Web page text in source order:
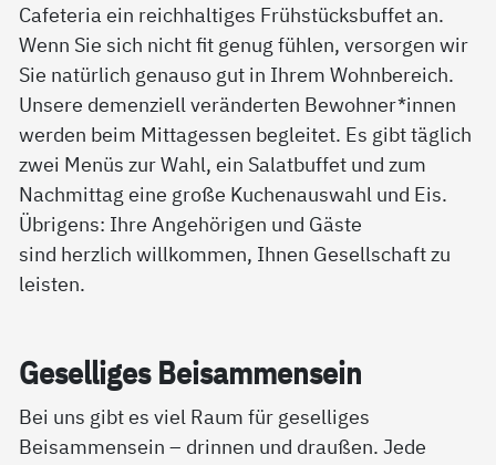
Cafeteria ein reichhaltiges Frühstücksbuffet an.
Wenn Sie sich nicht fit genug fühlen, versorgen wir
Sie natürlich genauso gut in Ihrem Wohnbereich.
Unsere demenziell veränderten Bewohner*innen
werden beim Mittagessen begleitet. Es gibt täglich
zwei Menüs zur Wahl, ein Salatbuffet und zum
Nachmittag eine große Kuchenauswahl und Eis.
Übrigens: Ihre Angehörigen und Gäste
sind herzlich willkommen, Ihnen Gesellschaft zu
leisten.
Ge­sel­li­ges Bei­sam­men­sein
Bei uns gibt es viel Raum für geselliges
Beisammensein – drinnen und draußen. Jede